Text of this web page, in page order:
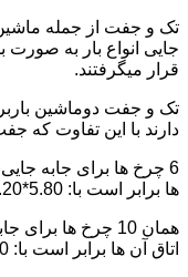
تک و جفت از جمله
جایی انواع بار به صورت
قرار میگرفتند.
تک و جفت دوماشین
دارند با این تفاوت که جفت 5 تن بیشتر از تک بار حمل
ها برابر است با: 5.80*2.20 متر
اتاق آن ها برابر است با: 6.80*2.25 متر